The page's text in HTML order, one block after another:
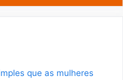
que as mulheres